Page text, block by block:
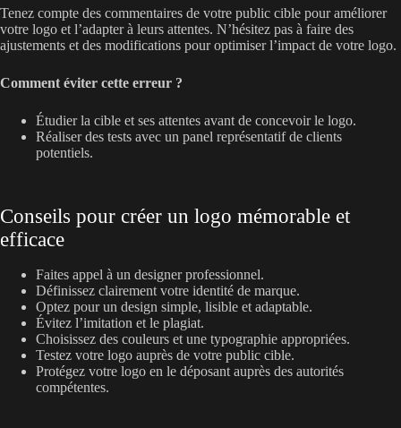
Tenez compte des commentaires de votre public cible pour améliorer
votre logo et l’adapter à leurs attentes. N’hésitez pas à faire des
ajustements et des modifications pour optimiser l’impact de votre logo.
Comment éviter cette erreur ?
Étudier la cible et ses attentes avant de concevoir le logo.
Réaliser des tests avec un panel représentatif de clients
potentiels.
Conseils pour créer un logo mémorable et
efficace
Faites appel à un designer professionnel.
Définissez clairement votre identité de marque.
Optez pour un design simple, lisible et adaptable.
Évitez l’imitation et le plagiat.
Choisissez des couleurs et une typographie appropriées.
Testez votre logo auprès de votre public cible.
Protégez votre logo en le déposant auprès des autorités
compétentes.